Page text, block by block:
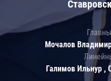
Мочалов
Галимов Ильнур ,